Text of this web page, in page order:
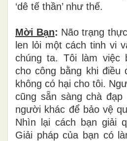
‘dê tế thần’ như thế.
Mời Bạn: Não trạng
len lỏi một cách tinh vi
chúng ta. Tôi làm việc
cho công bằng khi
không có hại cho tôi.
cũng sẵn sàng chà
người khác để bảo vệ
Nhìn lại cách bạn giải
Giải pháp của bạn có